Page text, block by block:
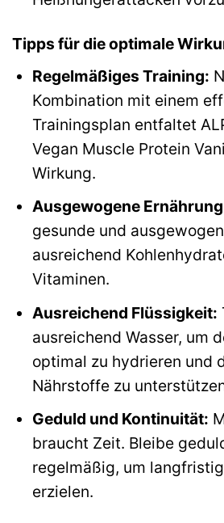
Tipps für die optimale
Regelmäßiges Training:
Kombination mit einem
Trainingsplan entfaltet
Vegan Muscle Protein
Wirkung.
Ausgewogene
gesunde und
ausreichend
Vitaminen.
Ausreichend Flüssigkeit:
ausreichend Wasser, um
optimal zu hydrieren und
Nährstoffe zu
Geduld und Kontinuität:
braucht Zeit. Bleibe
regelmäßig, um
erzielen.